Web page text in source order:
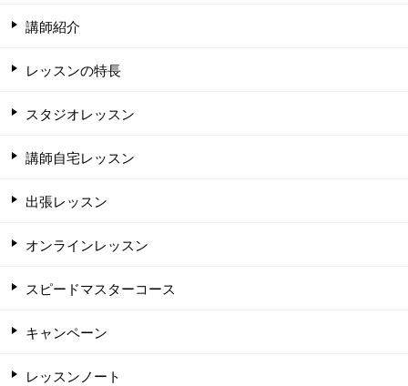
講師紹介
レッスンの特長
スタジオレッスン
講師自宅レッスン
出張レッスン
オンラインレッスン
スピードマスターコース
キャンペーン
レッスンノート